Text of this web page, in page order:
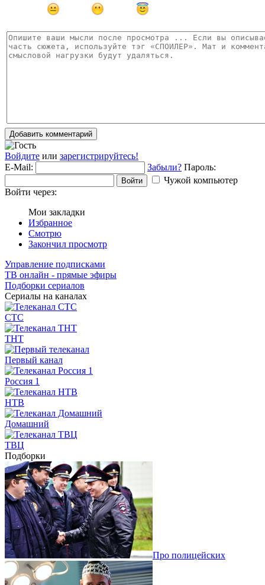
Добавить комментарий
Войдите или зарегистрируйтесь!
E-Mail:
Забыли? Пароль:
Войти
Чужой компьютер
Войти через:
Мои закладки
Избранное
Смотрю
Закончил просмотр
Управление подписками
ТВ онлайн - прямые эфиры
Подборки сериалов
Сериалы на каналах
СТС
ТНТ
Первый канал
Россия 1
НТВ
Домашний
ТВЦ
Подборки
Про полицейских